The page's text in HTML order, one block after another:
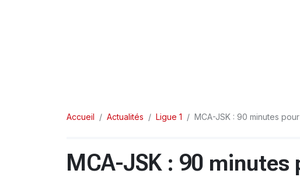
Accueil Actualités Ligue 1 MCA-JSK : 90 minutes
MCA-JSK : 90 minutes